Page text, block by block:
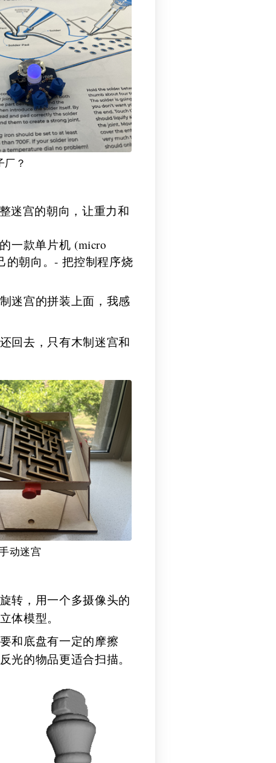
？
迷宫的朝向，让重力和
一款单片机 (micro
的朝向。- 把控制程序烧
迷宫的拼装上面，我感
回去，只有木制迷宫和
动迷宫
转，用一个多摄像头的
体模型。
和底盘有一定的摩擦
光的物品更适合扫描。